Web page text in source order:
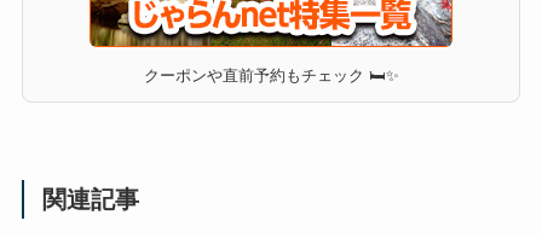
クーポンや直前予約もチェック 🛏✨
関連記事